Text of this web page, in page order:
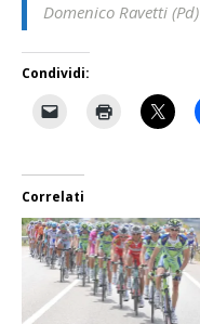
Domenico Ravetti (Pd)
Condividi:
Correlati